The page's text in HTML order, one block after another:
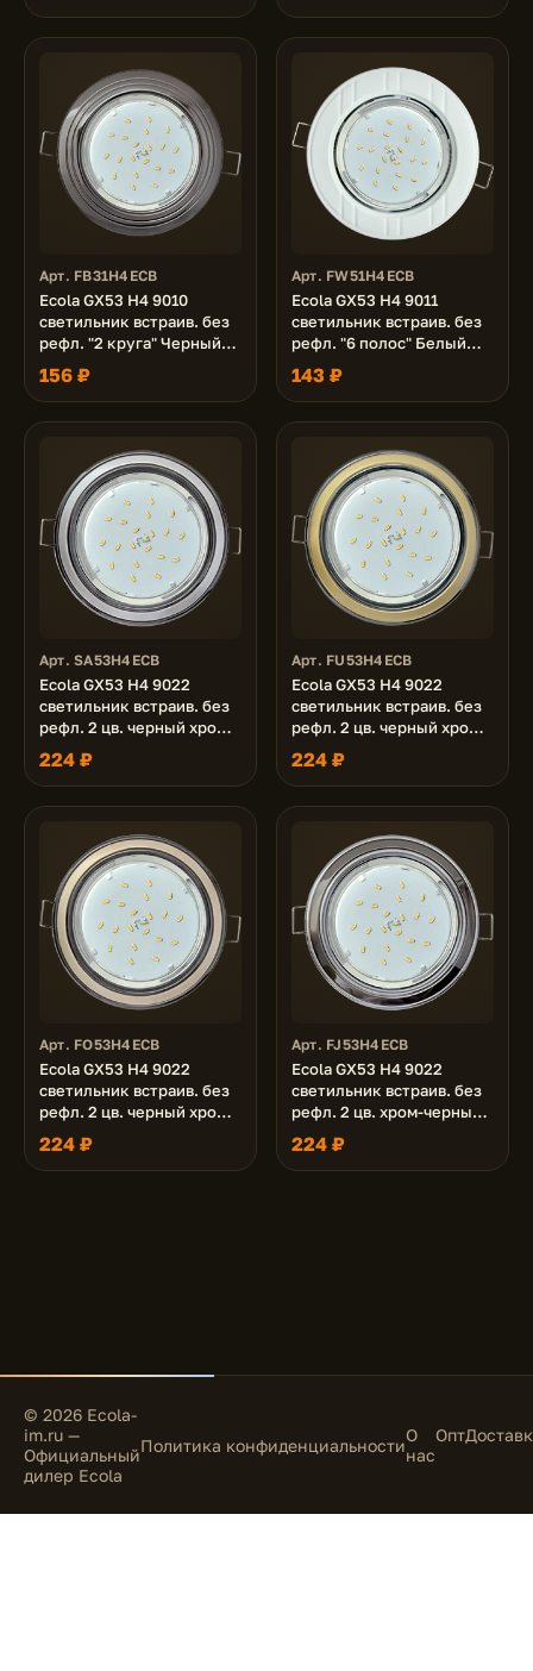
Арт. FB31H4ECB
Ecola GX53 H4 9010
светильник встраив. без
рефл. "2 круга" Черный
хром 43x115 (к+)
156 ₽
Арт. FW51H4ECB
Ecola GX53 H4 9011
светильник встраив. без
рефл. "6 полос" Белый
43x115 (к+)
143 ₽
Арт. SA53H4ECB
Ecola GX53 H4 9022
светильник встраив. без
рефл. 2 цв. черный хром-
серебро-черный хром
38х106 (к+)
224 ₽
Арт. FU53H4ECB
Ecola GX53 H4 9022
светильник встраив. без
рефл. 2 цв. черный хром-
золото-черный хром
38х106 (к+)
224 ₽
Арт. FO53H4ECB
Ecola GX53 H4 9022
светильник встраив. без
рефл. 2 цв. черный хром-
жемчуг-черный хром
38х106 (к+)
224 ₽
Арт. FJ53H4ECB
Ecola GX53 H4 9022
светильник встраив. без
рефл. 2 цв. хром-черный
хром-хром 38х106 (к+)
224 ₽
© 2026 Ecola-
im.ru —
Официальный
дилер Ecola
Политика конфиденциальностиО
нас
Опт